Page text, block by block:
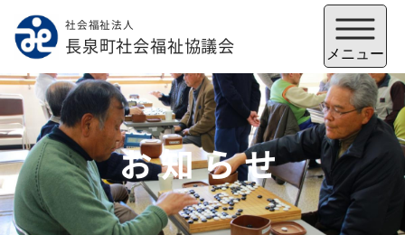
社会福祉法人
長泉町社会福祉協議会 メニュー
メニューを閉じる
お知らせ